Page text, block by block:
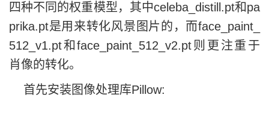
四种不同的权重模型，其中celeba_distill.pt和pa
prika.pt是用来转化风景图片的，而face_paint_
512_v1.pt和face_paint_512_v2.pt则更注重于
肖像的转化。
首先安装图像处理库Pillow: